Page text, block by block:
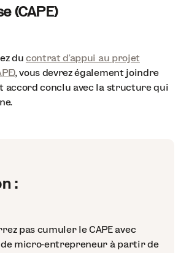
(CAPE)
du contrat d’appui au projet
, vous devrez également joindre
accord conclu avec la structure qui
:
pas cumuler le CAPE avec
micro-entrepreneur à partir de